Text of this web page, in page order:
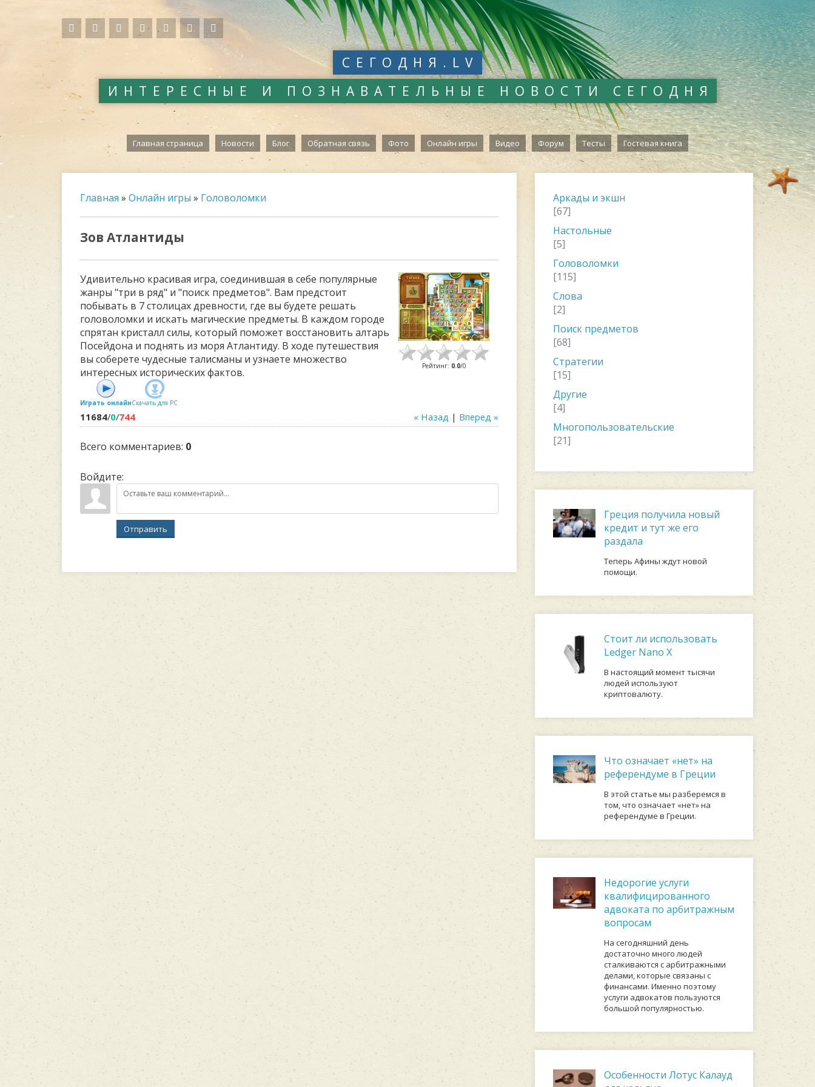
СЕГОДНЯ.LV
ИНТЕРЕСНЫЕ И ПОЗНАВАТЕЛЬНЫЕ НОВОСТИ СЕГОДНЯ
Главная страница Новости Блог Обратная связь Фото Онлайн игры Видео Форум Тесты Гостевая книга
Главная » Онлайн игры » Головоломки
Зов Атлантиды
Удивительно красивая игра, соединившая в себе популярные
жанры "три в ряд" и "поиск предметов". Вам предстоит
побывать в 7 столицах древности, где вы будете решать
головоломки и искать магические предметы. В каждом городе
спрятан кристалл силы, который поможет восстановить алтарь
Посейдона и поднять из моря Атлантиду. В ходе путешествия
вы соберете чудесные талисманы и узнаете множество
интересных исторических фактов.
Играть онлайнСкачать для PC
Рейтинг: 0.0/0
« Назад | Вперед »
11684/0/744
Всего комментариев: 0
Войдите:
Отправить
Аркады и экшн
[67]
Настольные
[5]
Головоломки
[115]
Слова
[2]
Поиск предметов
[68]
Стратегии
[15]
Другие
[4]
Многопользовательские
[21]
Греция получила новый
кредит и тут же его
раздала
Теперь Афины ждут новой
помощи.
Стоит ли использовать
Ledger Nano X
В настоящий момент тысячи
людей используют
криптовалюту.
Что означает «нет» на
референдуме в Греции
В этой статье мы разберемся в
том, что означает «нет» на
референдуме в Греции.
Недорогие услуги
квалифицированного
адвоката по арбитражным
вопросам
На сегодняшний день
достаточно много людей
сталкиваются с арбитражными
делами, которые связаны с
финансами. Именно поэтому
услуги адвокатов пользуются
большой популярностью.
Особенности Лотус Калауд